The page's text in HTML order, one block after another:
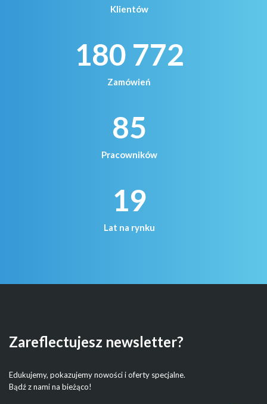
Klientów
180 772
Zamówień
85
Pracowników
19
Lat na rynku
Zareflectujesz newsletter?
Edukujemy, pokazujemy nowości i oferty specjalne.
Bądź z nami na bieżąco!